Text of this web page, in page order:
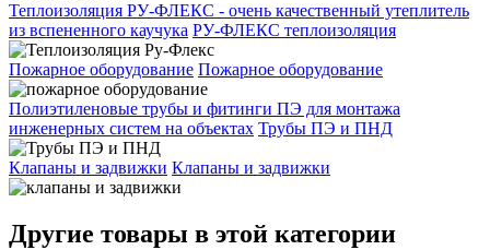
Теплоизоляция РУ-ФЛЕКС - очень качественный утеплитель
из вспененного каучука РУ-ФЛЕКС теплоизоляция
Пожарное оборудование Пожарное оборудование
Полиэтиленовые трубы и фитинги ПЭ для монтажа
инженерных систем на объектах Трубы ПЭ и ПНД
Клапаны и задвижки Клапаны и задвижки
Другие товары в этой категории